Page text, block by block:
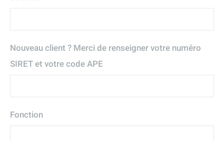
Nouveau client ? Merci de renseigner votre numéro
SIRET et votre code APE
Fonction